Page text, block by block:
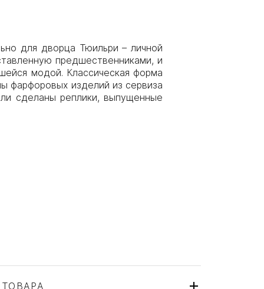
для дворца Тюильри – личной
предшественниками, и
модой. Классическая форма
фарфоровых изделий из сервиза
сделаны реплики, выпущенные